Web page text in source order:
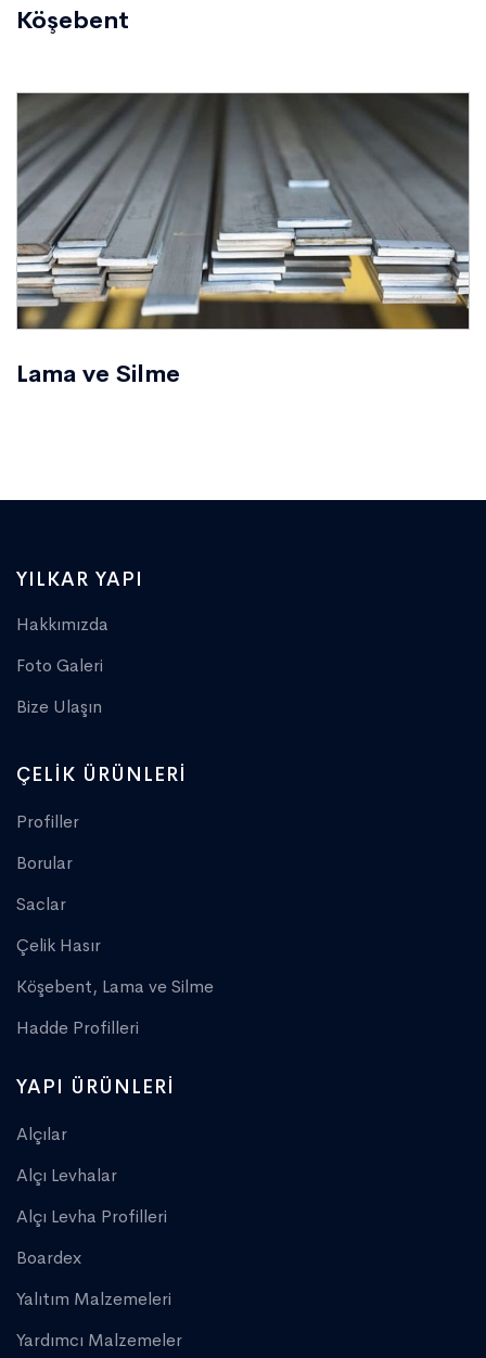
Köşebent
Lama ve Silme
YILKAR YAPI
Hakkımızda
Foto Galeri
Bize Ulaşın
ÇELIK ÜRÜNLERI
Profiller
Borular
Saclar
Çelik Hasır
Köşebent, Lama ve Silme
Hadde Profilleri
YAPI ÜRÜNLERI
Alçılar
Alçı Levhalar
Alçı Levha Profilleri
Boardex
Yalıtım Malzemeleri
Yardımcı Malzemeler